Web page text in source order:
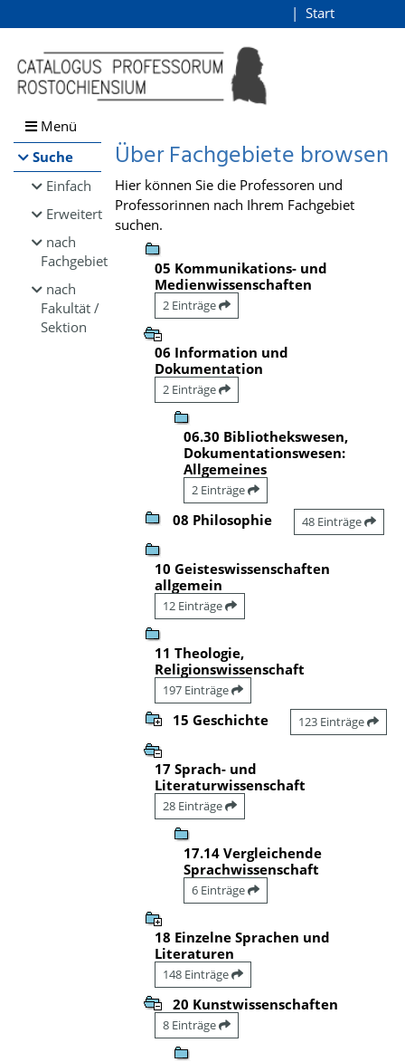
Browsen
direkt zum Inhalt
Start
Menü
Suche
Einfach
Erweitert
nach
Fachgebiet
nach
Fakultät /
Sektion
Über Fachgebiete browsen
Hier können Sie die Professoren und
Professorinnen nach Ihrem Fachgebiet
suchen.
05 Kommunikations- und
Medienwissenschaften
2 Einträge
06 Information und
Dokumentation
2 Einträge
06.30 Bibliothekswesen,
Dokumentationswesen:
Allgemeines
2 Einträge
08 Philosophie 48 Einträge
10 Geisteswissenschaften
allgemein
12 Einträge
11 Theologie,
Religionswissenschaft
197 Einträge
15 Geschichte 123 Einträge
17 Sprach- und
Literaturwissenschaft
28 Einträge
17.14 Vergleichende
Sprachwissenschaft
6 Einträge
18 Einzelne Sprachen und
Literaturen
148 Einträge
20 Kunstwissenschaften
8 Einträge